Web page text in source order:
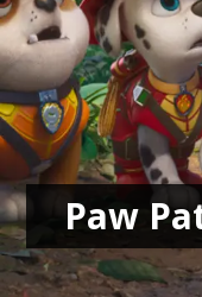
Paw